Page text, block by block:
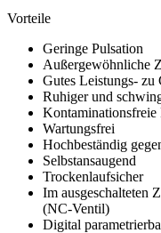
Vorteile
Geringe Pulsation
Außergewöhnliche
Gutes Leistungs- zu
Ruhiger und
Kontaminationsfreie
Wartungsfrei
Hochbeständig
Selbstansaugend
Trockenlaufsicher
Im ausgeschalteten
(NC-Ventil)
Digital